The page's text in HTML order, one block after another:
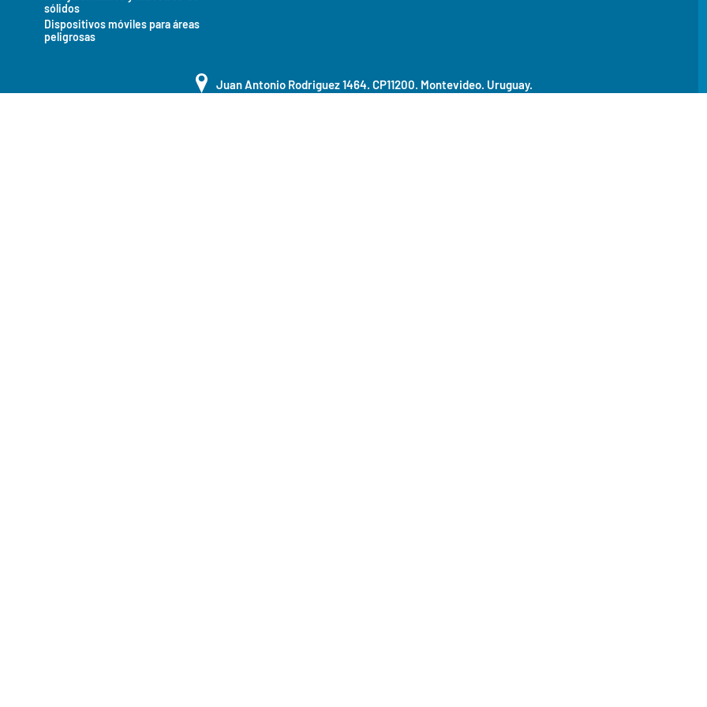
sólidos
Dispositivos móviles para áreas
peligrosas
Juan Antonio Rodriguez 1464. CP11200. Montevideo. Uruguay.